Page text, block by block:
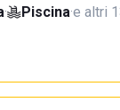
· Piscina·e altri